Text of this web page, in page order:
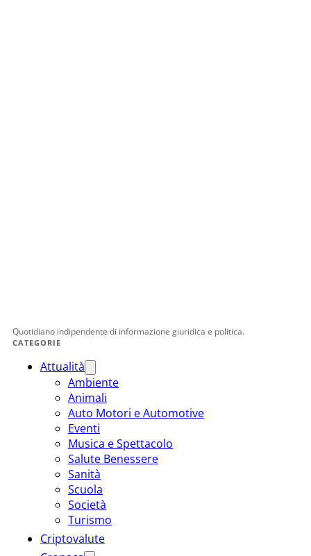
Quotidiano indipendente di informazione giuridica e politica.
CATEGORIE
Attualità
Ambiente
Animali
Auto Motori e Automotive
Eventi
Musica e Spettacolo
Salute Benessere
Sanità
Scuola
Società
Turismo
Criptovalute